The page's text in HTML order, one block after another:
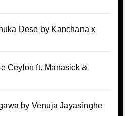
Dese by Kanchana x
Ceylon ft. Manasick &
by Venuja Jayasinghe